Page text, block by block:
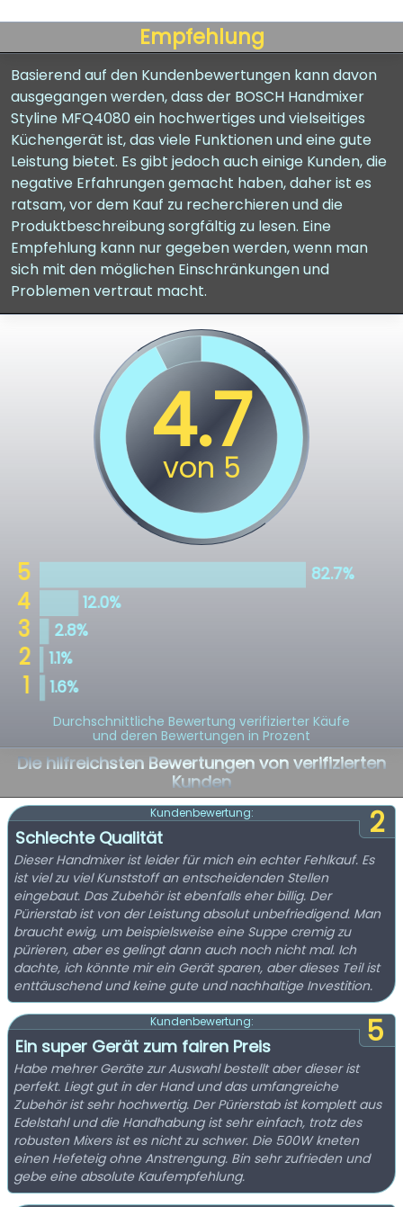
Empfehlung
Basierend auf den Kundenbewertungen kann davon
ausgegangen werden, dass der BOSCH Handmixer
Styline MFQ4080 ein hochwertiges und vielseitiges
Küchengerät ist, das viele Funktionen und eine gute
Leistung bietet. Es gibt jedoch auch einige Kunden, die
negative Erfahrungen gemacht haben, daher ist es
ratsam, vor dem Kauf zu recherchieren und die
Produktbeschreibung sorgfältig zu lesen. Eine
Empfehlung kann nur gegeben werden, wenn man
sich mit den möglichen Einschränkungen und
Problemen vertraut macht.
Durchschnittliche Bewertung verifizierter Käufe
und deren Bewertungen in Prozent
Die hilfreichsten Bewertungen von verifizierten
Kunden
2
Kundenbewertung:
Schlechte Qualität
Dieser Handmixer ist leider für mich ein echter Fehlkauf. Es
ist viel zu viel Kunststoff an entscheidenden Stellen
eingebaut. Das Zubehör ist ebenfalls eher billig. Der
Pürierstab ist von der Leistung absolut unbefriedigend. Man
braucht ewig, um beispielsweise eine Suppe cremig zu
pürieren, aber es gelingt dann auch noch nicht mal. Ich
dachte, ich könnte mir ein Gerät sparen, aber dieses Teil ist
enttäuschend und keine gute und nachhaltige Investition.
5
Kundenbewertung:
Ein super Gerät zum fairen Preis
Habe mehrer Geräte zur Auswahl bestellt aber dieser ist
perfekt. Liegt gut in der Hand und das umfangreiche
Zubehör ist sehr hochwertig. Der Pürierstab ist komplett aus
Edelstahl und die Handhabung ist sehr einfach, trotz des
robusten Mixers ist es nicht zu schwer. Die 500W kneten
einen Hefeteig ohne Anstrengung. Bin sehr zufrieden und
gebe eine absolute Kaufempfehlung.